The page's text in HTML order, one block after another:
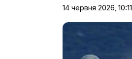
14 червня 2026, 10:11